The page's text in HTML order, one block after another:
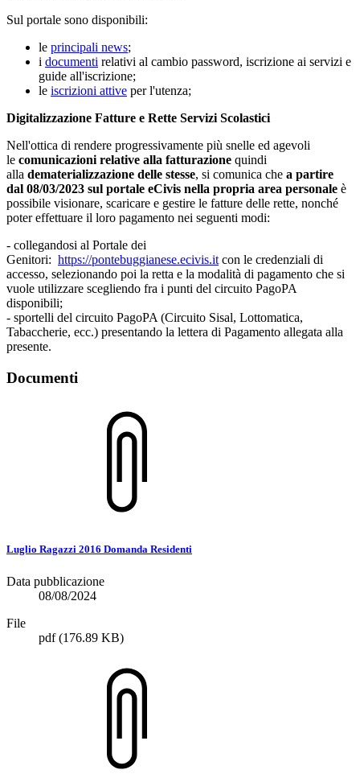
Sul portale sono disponibili:
le principali news;
i documenti relativi al cambio password, iscrizione ai servizi e
guide all'iscrizione;
le iscrizioni attive per l'utenza;
Digitalizzazione Fatture e Rette Servizi Scolastici
Nell'ottica di rendere progressivamente più snelle ed agevoli
le comunicazioni relative alla fatturazione quindi
alla dematerializzazione delle stesse, si comunica che a partire
dal 08/03/2023 sul portale eCivis nella propria area personale è
possibile visionare, scaricare e gestire le fatture delle rette, nonché
poter effettuare il loro pagamento nei seguenti modi:
- collegandosi al Portale dei
Genitori: https://pontebuggianese.ecivis.it con le credenziali di
accesso, selezionando poi la retta e la modalità di pagamento che si
vuole utilizzare scegliendo fra i punti del circuito PagoPA
disponibili;
- sportelli del circuito PagoPA (Circuito Sisal, Lottomatica,
Tabaccherie, ecc.) presentando la lettera di Pagamento allegata alla
presente.
Documenti
Luglio Ragazzi 2016 Domanda Residenti
Data pubblicazione
08/08/2024
File
pdf(176.89 KB)